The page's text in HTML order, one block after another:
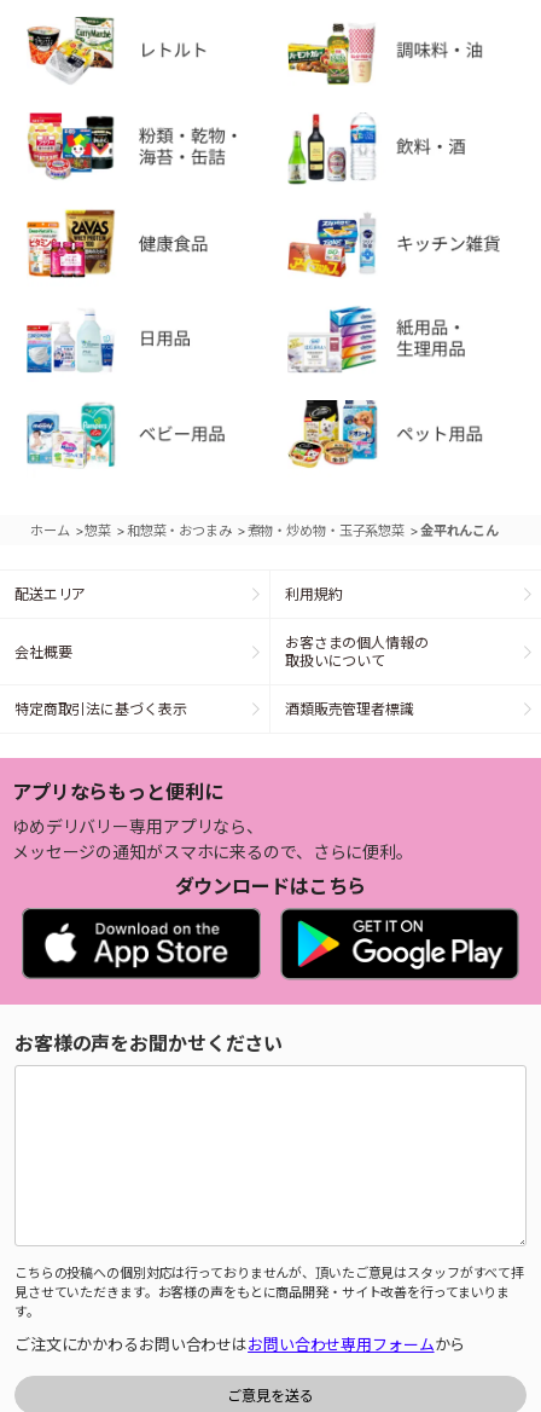
ホーム >惣菜 >和惣菜・おつまみ >煮物・炒め物・玉子系惣菜 >金平れんこん
配送エリア 利用規約
会社概要
お客さまの個人情報の
取扱いについて
特定商取引法に基づく表示 酒類販売管理者標識
アプリならもっと便利に
ゆめデリバリー専用アプリなら、
メッセージの通知がスマホに来るので、さらに便利。
ダウンロードはこちら
お客様の声をお聞かせください
こちらの投稿への個別対応は行っておりませんが、頂いたご意見はスタッフがすべて拝
見させていただきます。お客様の声をもとに商品開発・サイト改善を行ってまいりま
す。
ご注文にかかわるお問い合わせはお問い合わせ専用フォームから